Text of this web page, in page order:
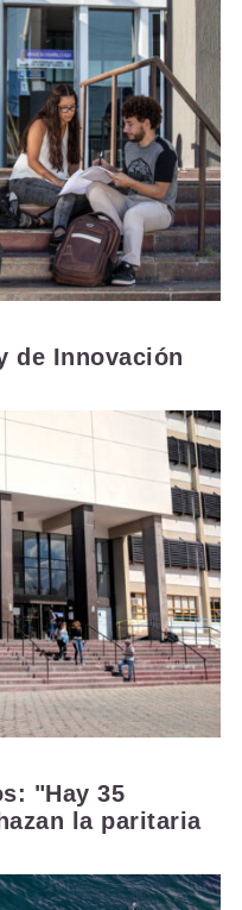
de Innovación
"Hay 35
la paritaria